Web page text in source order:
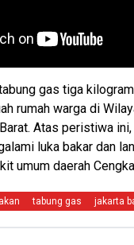
gas tiga kilogram
rumah warga di
Atas peristiwa
luka bakar dan
umum daerah
tabung gas jakarta